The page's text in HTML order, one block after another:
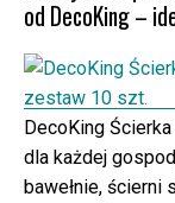
od DecoKing –
DecoKing
dla każdej
bawełnie, ścierni